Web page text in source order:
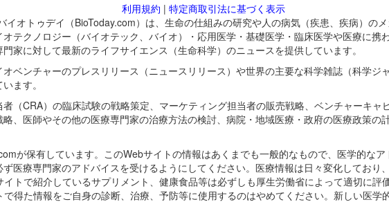
利用規約 | 特定商取引法に基づく表示
オトゥデイ（BioToday.com）は、生命の仕組みの研究や人の病気（疾患、疾病）の
テクノロジー（バイオテック、バイオ）・応用医学・基礎医学・臨床医学や医療に携
家に対して最新のライフサイエンス（生命科学）のニュースを提供しています。
ベンチャーのプレスリリース（ニュースリリース）や世界の主要な科学雑誌（科学ジ
ます。
（CRA）の臨床試験の戦略策定、マーケティング担当者の販売戦略、ベンチャーキャ
、医師やその他の医療専門家の治療方法の検討、病院・地域医療・政府の医療政策の
が保有しています。このWebサイトの情報はあくまでも一般的なもので、医学的な
医療専門家のアドバイスを受けるようにしてください。医療情報は日々変化してお
トで紹介しているサプリメント、健康食品等は必ずしも厚生労働省によって適切に
得た情報をご自身の診断、治療、予防等に使用するのはやめてください。新しい医学